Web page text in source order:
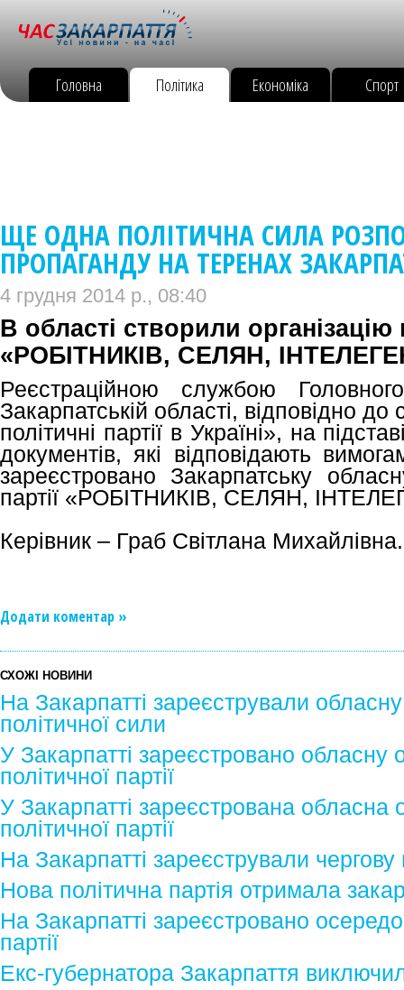
Головна Політика Економіка Спорт
ЩЕ ОДНА ПОЛІТИЧНА СИЛА
ПРОПАГАНДУ НА ТЕРЕНАХ
4 грудня 2014 р., 08:40
В області створили організацію
«РОБІТНИКІВ, СЕЛЯН,
Реєстраційною службою
Закарпатській області, відповідно
політичні партії в Україні», на
документів, які відповідають
зареєстровано Закарпатську
партії «РОБІТНИКІВ, СЕЛЯН,
Керівник – Граб Світлана Михайлівна.
Додати коментар »
СХОЖІ НОВИНИ
На Закарпатті зареєстрували
політичної сили
У Закарпатті зареєстровано обласну
політичної партії
У Закарпатті зареєстрована обласна
політичної партії
На Закарпатті зареєстрували чергову
Нова політична партія отримала
На Закарпатті зареєстровано
партії
Екс-губернатора Закарпаття